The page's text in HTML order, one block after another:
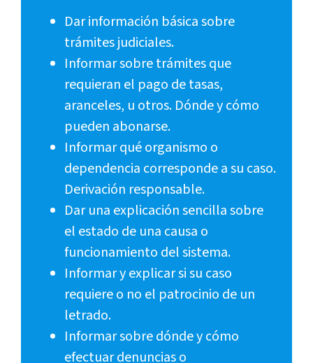
Dar información básica sobre
trámites judiciales.
Informar sobre trámites que
requieran el pago de tasas,
aranceles, u otros. Dónde y cómo
pueden abonarse.
Informar qué organismo o
dependencia corresponde a su caso.
Derivación responsable.
Dar una explicación sencilla sobre
el estado de una causa o
funcionamiento del sistema.
Informar y explicar si su caso
requiere o no el patrocinio de un
letrado.
Informar sobre dónde y cómo
efectuar denuncias o